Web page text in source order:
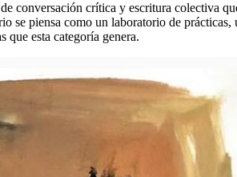
conversación crítica y escritura colectiva
se piensa como un laboratorio de
que esta categoría genera.